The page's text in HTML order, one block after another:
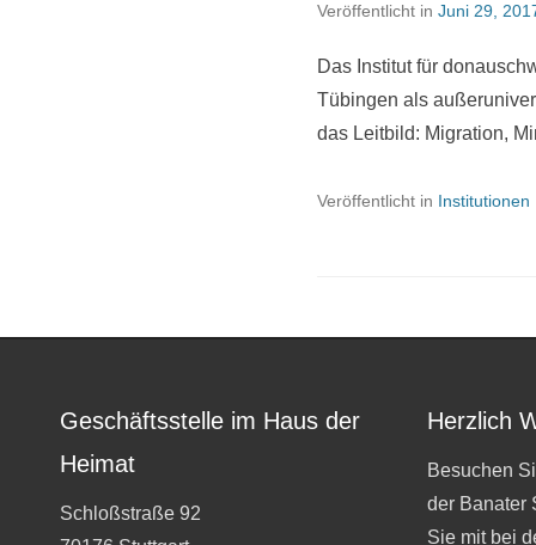
Veröffentlicht in Juni 29,
Das Institut für
Tübingen als
das Leitbild: Migration,
Veröffentlicht in Institutionen
Geschäftsstelle im Haus der
Heimat
Schloßstraße 92
Herzlich
Besuchen
der Banater
Sie mit bei